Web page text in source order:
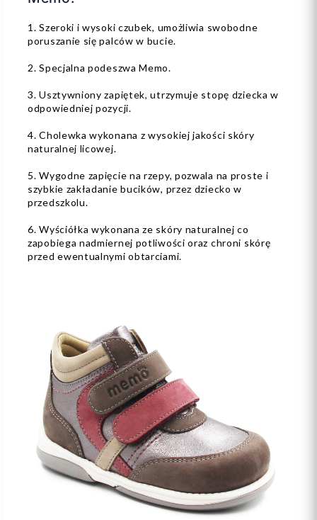
1. Szeroki i wysoki czubek, umożliwia swobodne
poruszanie się palców w bucie.
2. Specjalna podeszwa Memo.
3. Usztywniony zapiętek, utrzymuje stopę dziecka w
odpowiedniej pozycji.
4. Cholewka wykonana z wysokiej jakości skóry
naturalnej licowej.
5. Wygodne zapięcie na rzepy, pozwala na proste i
szybkie zakładanie bucików, przez dziecko w
przedszkolu.
6. Wyściółka wykonana ze skóry naturalnej co
zapobiega nadmiernej potliwości oraz chroni skórę
przed ewentualnymi obtarciami.